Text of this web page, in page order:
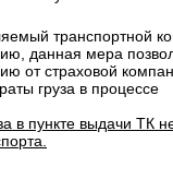
транспортной
данная мера
от страховой
груза в процессе
в пункте выдачи ТК